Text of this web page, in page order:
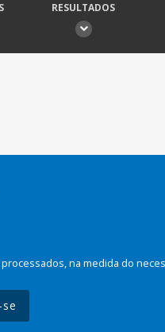
RESULTADOS
na medida do